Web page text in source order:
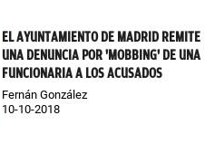
EL AYUNTAMIENTO DE MADRID REMITE
UNA DENUNCIA POR 'MOBBING' DE UNA
FUNCIONARIA A LOS ACUSADOS
Fernán González
10-10-2018